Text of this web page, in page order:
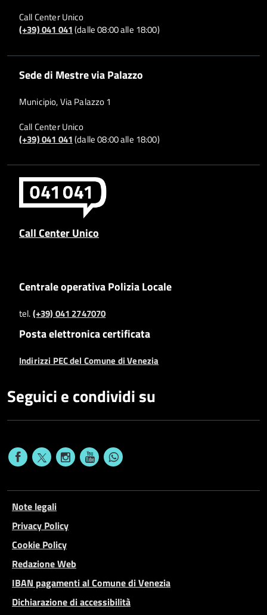
Call Center Unico
(+39) 041 041(dalle 08:00 alle 18:00)
Sede di Mestre via Palazzo
Municipio, Via Palazzo 1
Call Center Unico
(+39) 041 041(dalle 08:00 alle 18:00)
Call Center Unico
Centrale operativa Polizia Locale
tel.(+39) 041 2747070
Posta elettronica certificata
Indirizzi PEC del Comune di Venezia
Seguici e condividi su
Note legali
Privacy Policy
Cookie Policy
Redazione Web
IBAN pagamenti al Comune di Venezia
Dichiarazione di accessibilità